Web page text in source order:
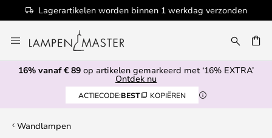
Lagerartikelen worden binnen 1 werkdag verzonden
naar
de
inhoud
16% vanaf € 89 op artikelen gemarkeerd met ‘16% EXTRA’
Ontdek nu
ACTIECODE:BEST KOPIËREN
Wandlampen